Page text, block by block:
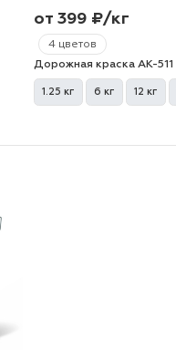
4 цветов
от 399 ₽/кг
Дорожная краска АК-511
1.25 кг 6 кг 12 кг